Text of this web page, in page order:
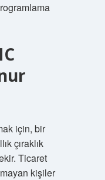
için, bir
çıraklık
Ticaret
kişiler